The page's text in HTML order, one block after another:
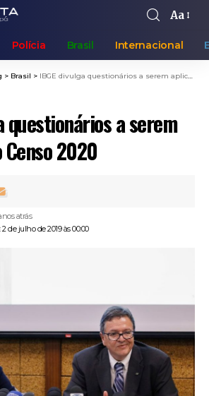
Aa
Polícia Brasil Internacional
> Brasil > IBGE divulga questionários a serem aplicados no Censo 2020
questionários a serem
2020
de julho de 2019 às 00:00
atrás